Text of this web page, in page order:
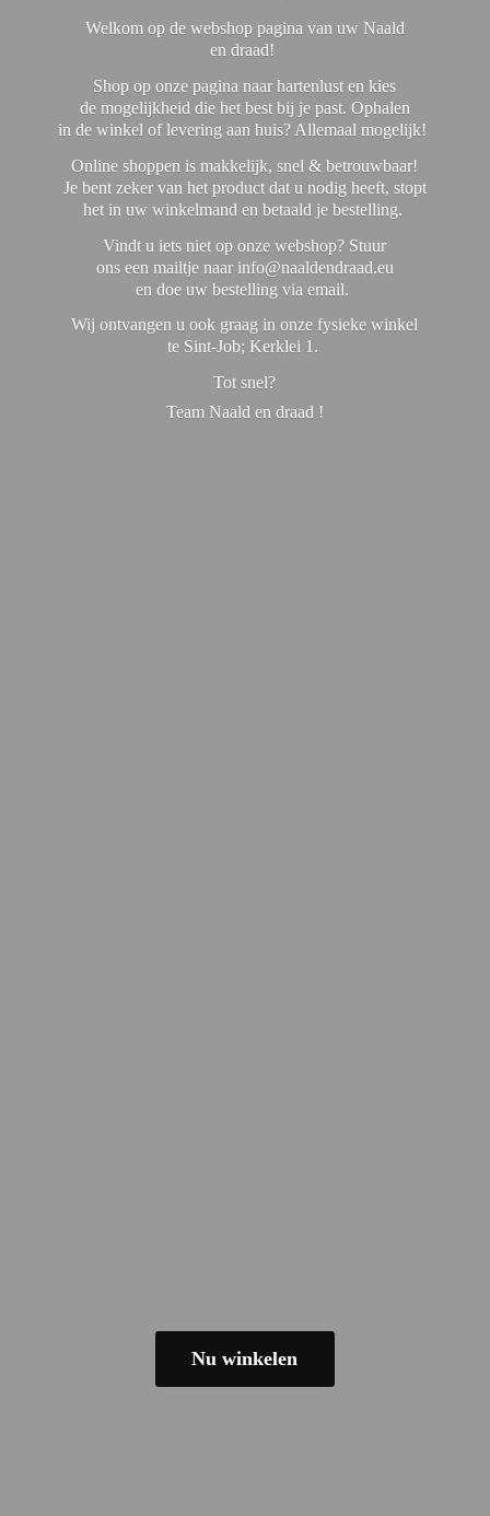
Welkom op de webshop pagina van uw Naald
en draad!
Shop op onze pagina naar hartenlust en kies
de mogelijkheid die het best bij je past. Ophalen
in de winkel of levering aan huis? Allemaal mogelijk!
Online shoppen is makkelijk, snel & betrouwbaar!
Je bent zeker van het product dat u nodig heeft, stopt
het in uw winkelmand en betaald je bestelling.
Vindt u iets niet op onze webshop? Stuur
ons een mailtje naar info@naaldendraad.eu
en doe uw bestelling via email.
Wij ontvangen u ook graag in onze fysieke winkel
te Sint-Job; Kerklei 1.
Tot snel?
Team Naald en draad !
Nu winkelen